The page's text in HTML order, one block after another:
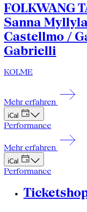
FOLKWANG
Sanna
Castellmo /
Gabrielli
KOLME
Mehr erfahren
iCal
Performance
Mehr erfahren
iCal
Performance